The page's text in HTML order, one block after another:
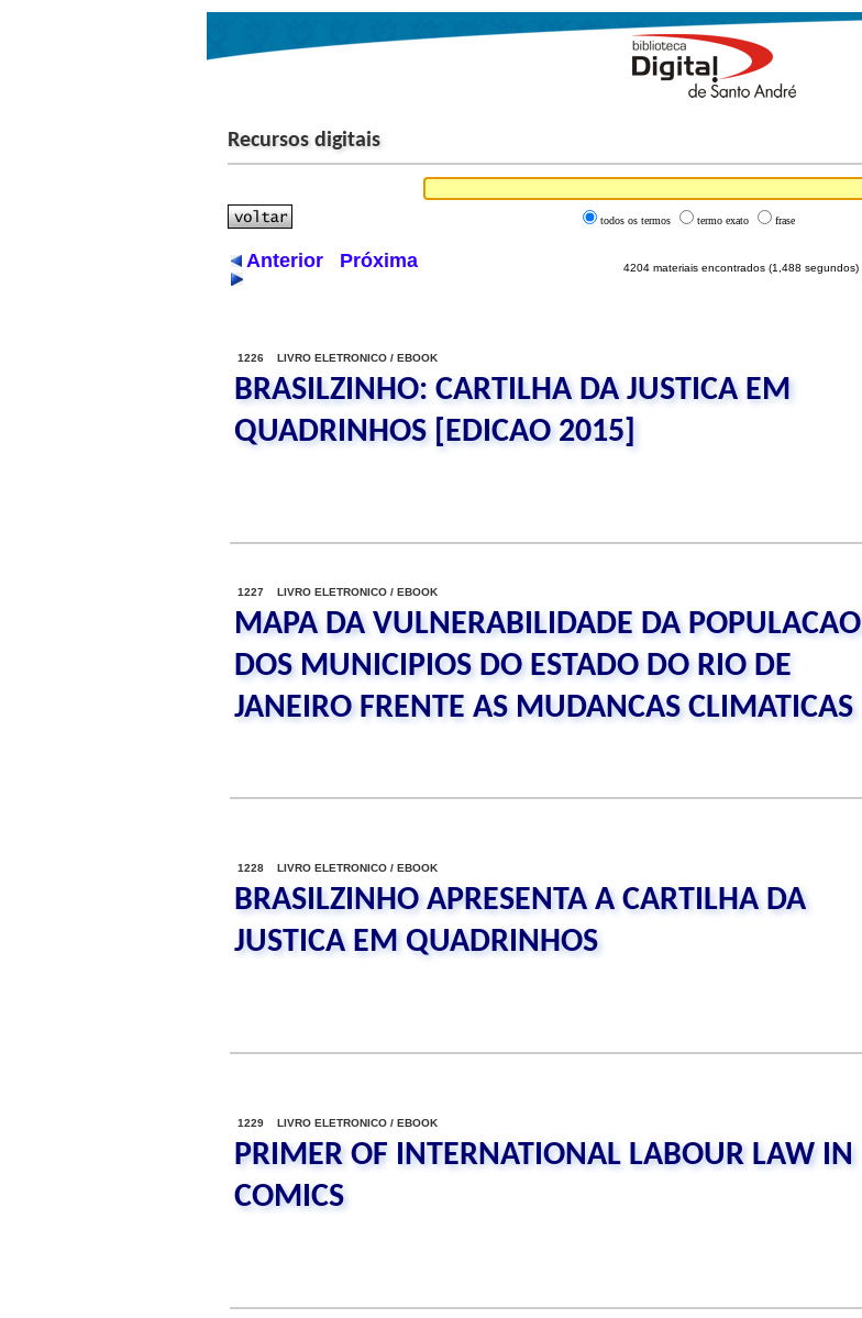
Recursos digitais
todos os termos termo exato frase
Anterior Próxima 4204 materiais encontrados (1,488 segundos)
1226 LIVRO ELETRONICO / EBOOK
BRASILZINHO: CARTILHA DA JUSTICA EM
QUADRINHOS [EDICAO 2015]
1227 LIVRO ELETRONICO / EBOOK
MAPA DA VULNERABILIDADE DA POPULACAO
DOS MUNICIPIOS DO ESTADO DO RIO DE
JANEIRO FRENTE AS MUDANCAS CLIMATICAS
1228 LIVRO ELETRONICO / EBOOK
BRASILZINHO APRESENTA A CARTILHA DA
JUSTICA EM QUADRINHOS
1229 LIVRO ELETRONICO / EBOOK
PRIMER OF INTERNATIONAL LABOUR LAW IN
COMICS